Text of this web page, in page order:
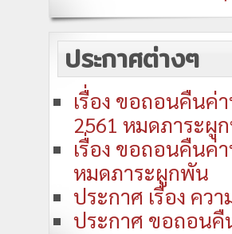
ประกาศต่างๆ
เรื่อง ขอถอนคืนค่
2561 หมดภาระผู
เรื่อง ขอถอนคืนค่
หมดภาระผูกพัน
ประกาศ เรื่อง คว
ประกาศ ขอถอนคื